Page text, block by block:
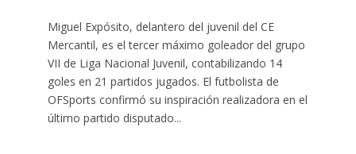
Miguel Expósito, delantero del juvenil del CE
Mercantil, es el tercer máximo goleador del grupo
VII de Liga Nacional Juvenil, contabilizando 14
goles en 21 partidos jugados. El futbolista de
OFSports confirmó su inspiración realizadora en el
último partido disputado...